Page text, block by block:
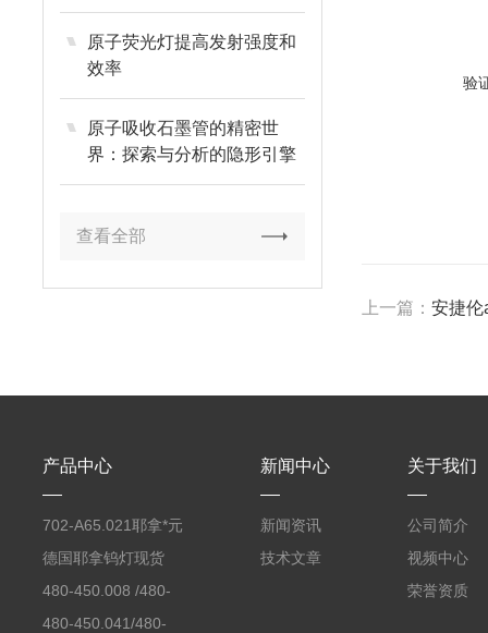
原子荧光灯提高发射强度和
效率
原子吸收石墨管的精密世
界：探索与分析的隐形引擎
查看全部
验
上一篇：安捷伦
产品中心
702-A65.021耶拿*元
素分析仪反应罐
德国耶拿钨灯现货
480-450.008 /480-
450.008C耶拿镉Cd空
480-450.041/480-
新闻中心
新闻资讯
技术文章
关于我们
公司简介
视频中心
荣誉资质